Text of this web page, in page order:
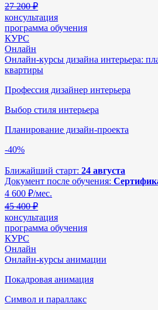
27 200 ₽
консультация
программа обучения
КУРС
Онлайн
Онлайн-курсы дизайна интерьера:
квартиры
Профессия дизайнер интерьера
Выбор стиля интерьера
Планирование дизайн-проекта
-40%
Ближайший старт: 24 августа
Документ после обучения:
4 600 ₽/мес.
45 400 ₽
консультация
программа обучения
КУРС
Онлайн
Онлайн-курсы анимации
Покадровая анимация
Символ и параллакс